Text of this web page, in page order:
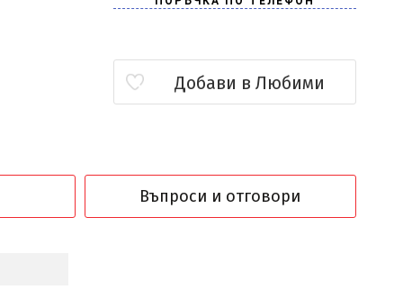
Добави в Любими
Въпроси и отговори